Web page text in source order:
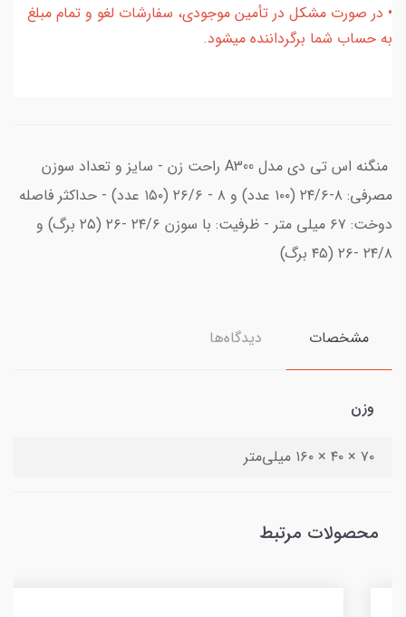
• در صورت مشکل در تأمین موجودی، سفارشات لغو و تمام مبلغ
به حساب شما برگرداننده میشود.
منگنه اس تی دی مدل A300 راحت زن - سایز و تعداد سوزن
مصرفی: ۸-۲۴/۶ (۱۰۰ عدد) و ۸ - ۲۶/۶ (۱۵۰ عدد) - حداکثر فاصله
دوخت: ۶۷ میلی متر - ظرفیت: با سوزن ۲۴/۶ -۲۶ (۲۵ برگ) و
۲۴/۸ -۲۶ (۴۵ برگ)
مشخصات دیدگاه‌ها
وزن
۷۰ × ۴۰ × ۱۶۰ میلی‌متر
محصولات مرتبط